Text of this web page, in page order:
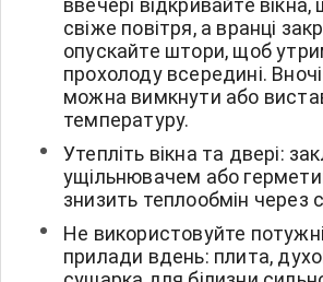
свіже повітря, а вранці
опускайте штори, щоб
прохолоду всередині.
можна вимкнути або
температуру.
Утепліть вікна та двері:
ущільнювачем або
знизить теплообмін через
Не використовуйте
прилади вдень: плита,